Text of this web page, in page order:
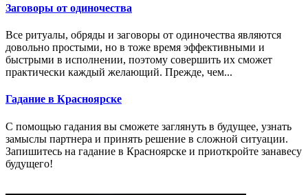
Заговоры от одиночества
Все ритуалы, обряды и заговоры от одиночества являются
довольно простыми, но в тоже время эффективными и
быстрыми в исполнении, поэтому совершить их сможет
практически каждый желающий. Прежде, чем...
Гадание в Красноярске
С помощью гадания вы сможете заглянуть в будущее, узнать
замыслы партнера и принять решение в сложной ситуации.
Запишитесь на гадание в Красноярске и приоткройте занавесу
будущего!